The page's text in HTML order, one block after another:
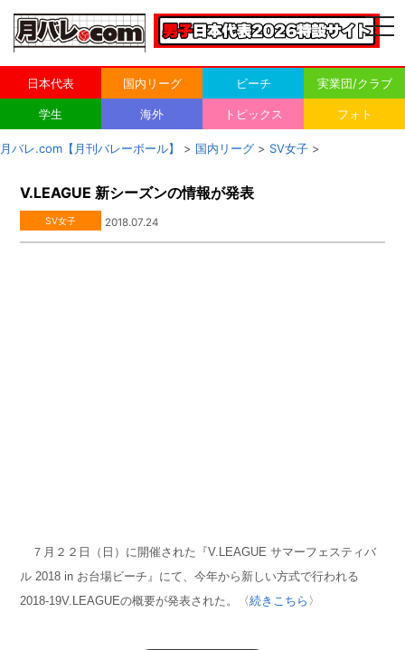
日本代表 国内リーグ ビーチ 実業団/クラブ
学生 海外 トピックス フォト
月バレ.com【月刊バレーボール】 > 国内リーグ > SV女子 >
V.LEAGUE 新シーズンの情報が発表
SV女子 2018.07.24
７月２２日（日）に開催された『V.LEAGUE サマーフェスティバ
ル 2018 in お台場ビーチ』にて、今年から新しい方式で行われる
2018-19V.LEAGUEの概要が発表された。〈続きこちら 〉